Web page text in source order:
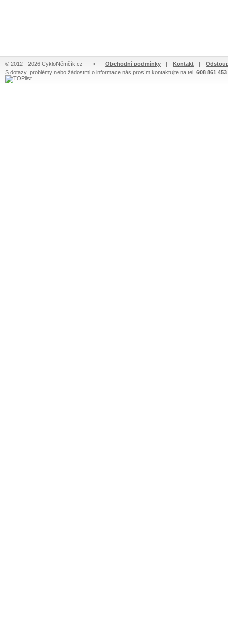
© 2012 - 2026 CykloNěmčík.cz • Obchodní podmínky | Kontakt |
S dotazy, problémy nebo žádostmi o informace nás prosím kontaktujte na tel. 608 861 453